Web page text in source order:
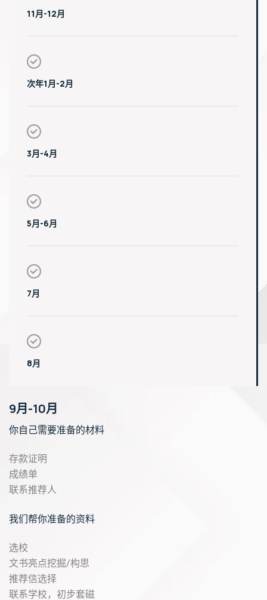
11月-12月
次年1月-2月
3月-4月
5月-6月
7月
8月
9月-10月
你自己需要准备的材料
存款证明
成绩单
联系推荐人
我们帮你准备的资料
选校
文书亮点挖掘/构思
推荐信选择
联系学校，初步套磁